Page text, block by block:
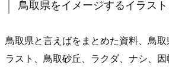
鳥取県をイメージするイラス
鳥取県と言えばをまとめた資料、鳥
ラスト、鳥取砂丘、ラクダ、ナシ、